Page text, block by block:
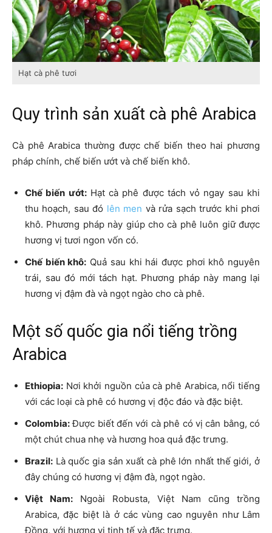
Hạt cà phê tươi
Quy trình sản xuất cà phê Arabica
Cà phê Arabica thường được chế biến theo hai phương
pháp chính, chế biến ướt và chế biến khô.
Chế biến ướt:Hạt cà phê được tách vỏ ngay sau khi
thu hoạch, sau đó lên men và rửa sạch trước khi phơi
khô. Phương pháp này giúp cho cà phê luôn giữ được
hương vị tươi ngon vốn có.
Chế biến khô: Quả sau khi hái được phơi khô nguyên
trái, sau đó mới tách hạt. Phương pháp này mang lại
hương vị đậm đà và ngọt ngào cho cà phê.
Một số quốc gia nổi tiếng trồng
Arabica
Ethiopia: Nơi khởi nguồn của cà phê Arabica, nổi tiếng
với các loại cà phê có hương vị độc đáo và đặc biệt.
Colombia:Được biết đến với cà phê có vị cân bằng, có
một chút chua nhẹ và hương hoa quả đặc trưng.
Brazil: Là quốc gia sản xuất cà phê lớn nhất thế giới, ở
đây chúng có hương vị đậm đà, ngọt ngào.
Việt Nam: Ngoài Robusta, Việt Nam cũng trồng
Arabica, đặc biệt là ở các vùng cao nguyên như Lâm
Đồng, với hương vị tinh tế và đặc trưng.